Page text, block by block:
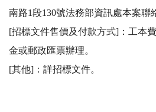
南路1段130號法務部資訊處本案聯
[招標文件售價及付款方式]：工本
金或郵政匯票辦理。
[其他]：詳招標文件。